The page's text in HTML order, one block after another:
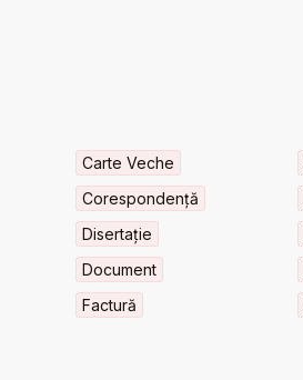
Carte Veche
Corespondență
Disertație
Document
Factură